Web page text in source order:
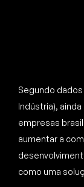
Segundo
Indústria),
empresas
aumentar a
como uma